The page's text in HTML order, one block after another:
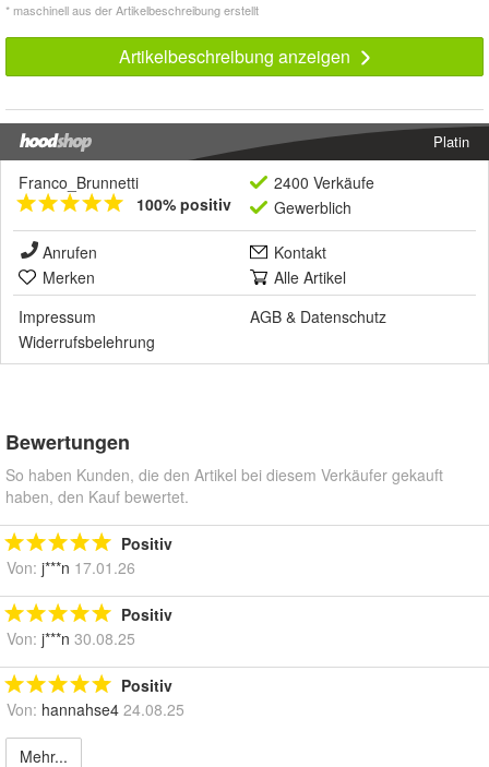
* maschinell aus der Artikelbeschreibung erstellt
Artikelbeschreibung anzeigen
Platin
Franco_Brunnetti
100% positiv
2400 Verkäufe
Gewerblich
Anrufen
Kontakt
Merken
Alle Artikel
Impressum
AGB & Datenschutz
Widerrufsbelehrung
Bewertungen
So haben Kunden, die den Artikel bei diesem Verkäufer gekauft
haben, den Kauf bewertet.
Positiv
Von: j***n 17.01.26
Positiv
Von: j***n 30.08.25
Positiv
Von: hannahse4 24.08.25
Mehr...